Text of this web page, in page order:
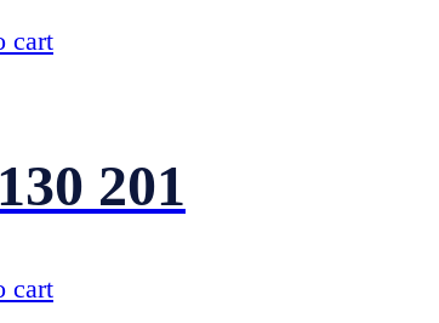
cart
201
cart